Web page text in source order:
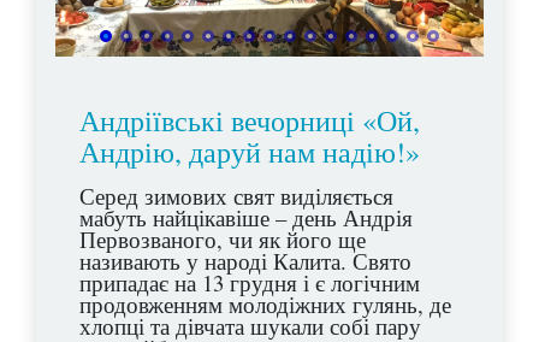
Андріївські вечорниці «Ой,
Андрію, даруй нам надію!»
Серед зимових свят виділяється
мабуть найцікавіше – день Андрія
Первозваного, чи як його ще
називають у народі Калита. Свято
припадає на 13 грудня і є логічним
продовженням молодіжних гулянь, де
хлопці та дівчата шукали собі пару